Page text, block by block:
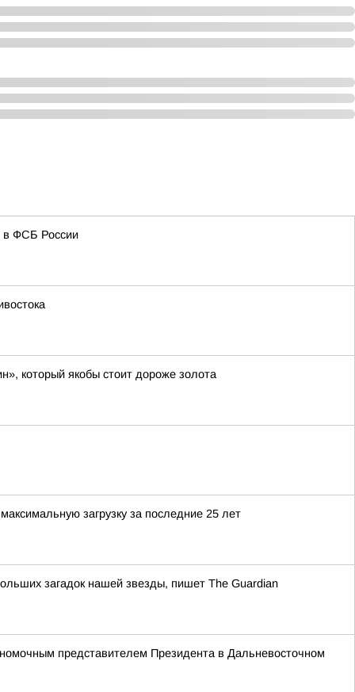
в ФСБ России
который якобы стоит дороже золота
загрузку за последние 25 лет
загадок нашей звезды, пишет The Guardian
представителем Президента в Дальневосточном